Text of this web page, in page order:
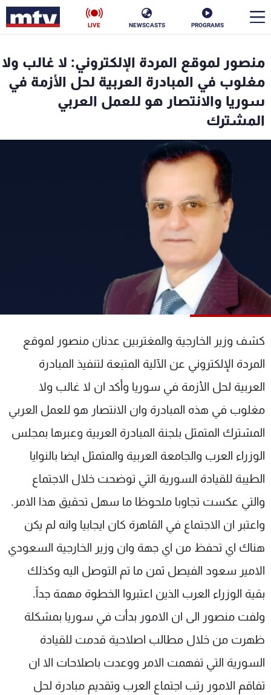
PROGRAMS
NEWSCASTS
LIVE
منصور لموقع المردة الإلكتروني: لا غالب ولا
مغلوب في المبادرة العربية لحل الأزمة في
سوريا والانتصار هو للعمل العربي
المشترك
كشف وزير الخارجية والمغتربين عدنان منصور لموقع
المردة الإلكتروني عن الآلية المتبعة لتنفيذ المبادرة
العربية لحل الأزمة في سوريا وأكد ان لا غالب ولا
مغلوب في هذه المبادرة وان الانتصار هو للعمل العربي
المشترك المتمثل بلجنة المبادرة العربية وعبرها بمجلس
الوزراء العرب والجامعة العربية والمتمثل ايضا بالنوايا
الطيبة للقيادة السورية التي توضحت خلال الاجتماع
والتي عكست تجاوبا ملحوظا ما سهل تحقيق هذا الامر.
واعتبر ان الاجتماع في القاهرة كان ايجابيا وانه لم يكن
هناك اي تحفظ من اي جهة وان وزير الخارجية السعودي
الامير سعود الفيصل ثمن ما تم التوصل اليه وكذلك
بقية الوزراء العرب الذين اعتبروا الخطوة مهمة جداً.
ولفت منصور الى ان الامور بدأت في سوريا بمشكلة
ظهرت من خلال مطالب اصلاحية قدمت للقيادة
السورية التي تفهمت الامر ووعدت باصلاحات الا ان
تفاقم الامور رتب اجتماع العرب وتقديم مبادرة لحل
الأخبار
سياسة ناس
إقتصاد فن
كأس العالم
جدول البرامج
شاهد البرامج
الترددات
عن MTV
لاعلاناتكم
وظائف
شروط الإسـتخدام
سياسة الخصوصية